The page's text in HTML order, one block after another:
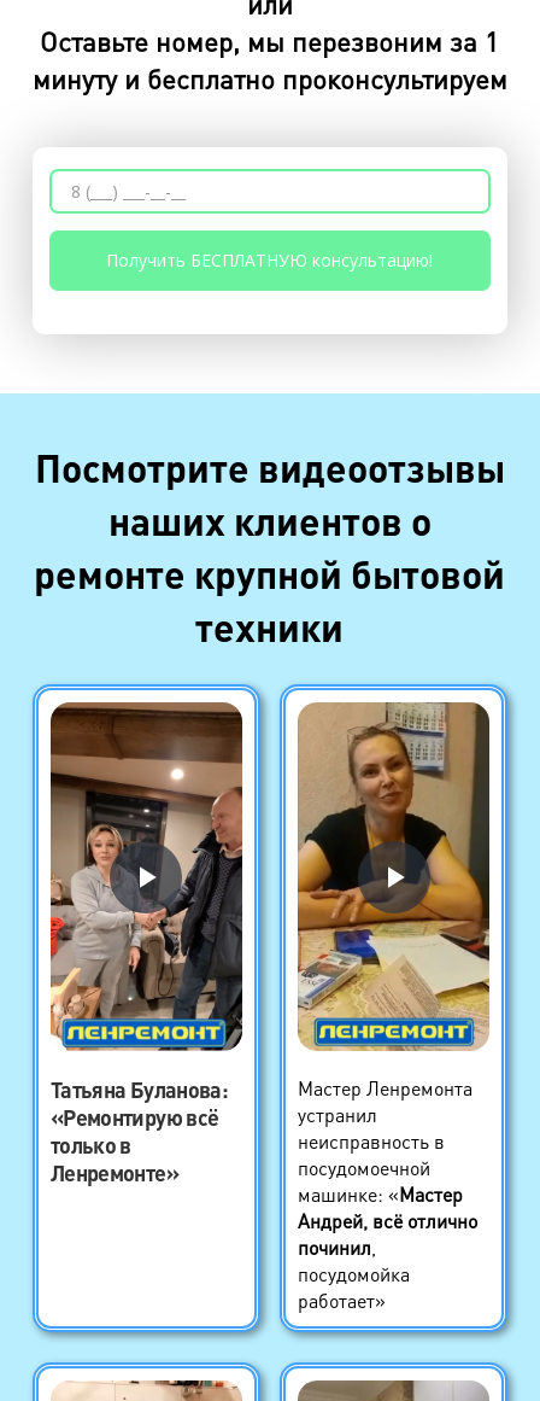
Оставьте номер, мы перезвоним за 1
минуту и бесплатно проконсультируем
Посмотрите видеоотзывы
наших клиентов о
ремонте крупной бытовой
техники
Татьяна Буланова:
«Ремонтирую всё
только в
Ленремонте»
Мастер Ленремонта
устранил
неисправность в
посудомоечной
машинке: «Мастер
Андрей, всё отлично
починил,
посудомойка
работает»